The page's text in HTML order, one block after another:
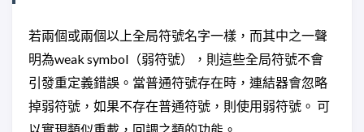
若兩個或兩個以上全局符號名字一樣，而其中之一聲
明為weak symbol（弱符號），則這些全局符號不會
引發重定義錯誤。當普通符號存在時，連結器會忽略
掉弱符號，如果不存在普通符號，則使用弱符號。 可
以實現類似重載，回調之類的功能。